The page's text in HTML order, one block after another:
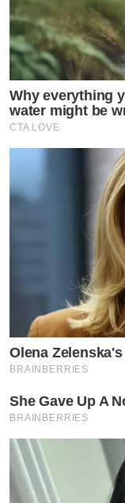
Why everything
water might be
CTA LOVE
Olena
BRAINBERRIES
She Gave Up A
BRAINBERRIES